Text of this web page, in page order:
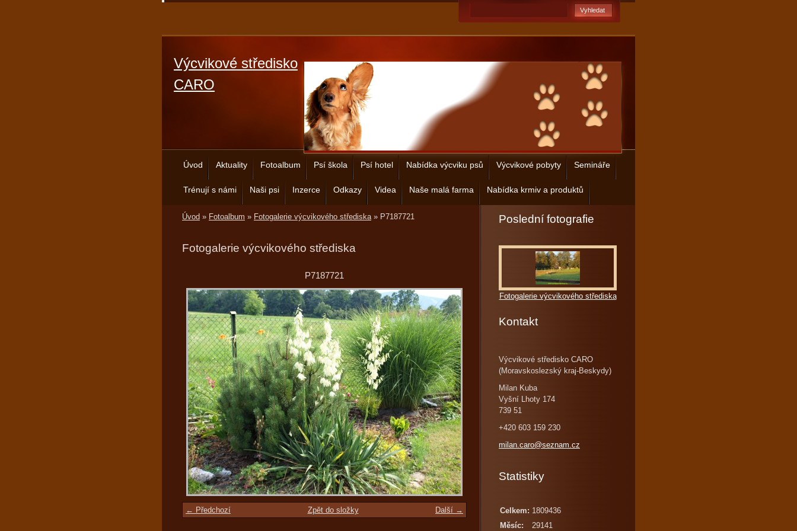
Výcvikové středisko
CARO
Úvod Aktuality Fotoalbum Psí škola Psí hotel Nabídka výcviku psů Výcvikové pobyty Semináře
Trénují s námi Naši psi Inzerce Odkazy Videa Naše malá farma Nabídka krmiv a produktů
Úvod » Fotoalbum » Fotogalerie výcvikového střediska» P7187721
Fotogalerie výcvikového střediska
P7187721
← Předchozí Další →
Zpět do složky
Poslední fotografie
Fotogalerie výcvikového střediska
Kontakt
Výcvikové středisko CARO
(Moravskoslezský kraj-Beskydy)
Milan Kuba
Vyšní Lhoty 174
739 51
+420 603 159 230
milan.caro@seznam.cz
Statistiky
Celkem: 1809436
Měsíc:
29141